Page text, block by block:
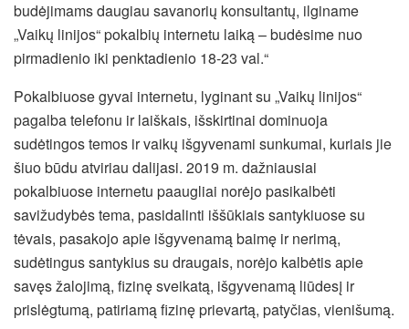
budėjimams daugiau savanorių konsultantų, ilginame
„Vaikų linijos“ pokalbių internetu laiką – budėsime nuo
pirmadienio iki penktadienio 18-23 val.“
Pokalbiuose gyvai internetu, lyginant su „Vaikų linijos“
pagalba telefonu ir laiškais, išskirtinai dominuoja
sudėtingos temos ir vaikų išgyvenami sunkumai, kuriais jie
šiuo būdu atviriau dalijasi. 2019 m. dažniausiai
pokalbiuose internetu paaugliai norėjo pasikalbėti
savižudybės tema, pasidalinti iššūkiais santykiuose su
tėvais, pasakojo apie išgyvenamą baimę ir nerimą,
sudėtingus santykius su draugais, norėjo kalbėtis apie
savęs žalojimą, fizinę sveikatą, išgyvenamą liūdesį ir
prislėgtumą, patiriamą fizinę prievartą, patyčias, vienišumą.